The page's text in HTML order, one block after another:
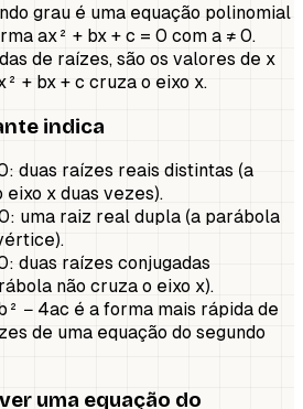
grau é uma equação polinomial
ax² + bx + c = 0 com a ≠ 0.
de raízes, são os valores de x
+ bx + c cruza o eixo x.
indica
duas raízes reais distintas (a
x duas vezes).
uma raiz real dupla (a parábola
duas raízes conjugadas
não cruza o eixo x).
− 4ac é a forma mais rápida de
de uma equação do segundo
uma equação do